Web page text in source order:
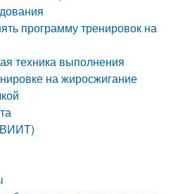
программу тренировок на
техника выполнения
на жиросжигание